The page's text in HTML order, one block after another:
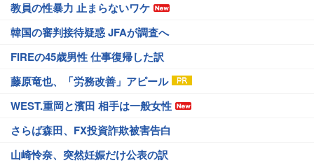
教員の性暴力 止まらないワケ
韓国の審判接待疑惑 JFAが調査へ
FIREの45歳男性 仕事復帰した訳
藤原竜也、「労務改善」アピール
WEST.重岡と濱田 相手は一般女性
さらば森田、FX投資詐欺被害告白
山崎怜奈、突然妊娠だけ公表の訳